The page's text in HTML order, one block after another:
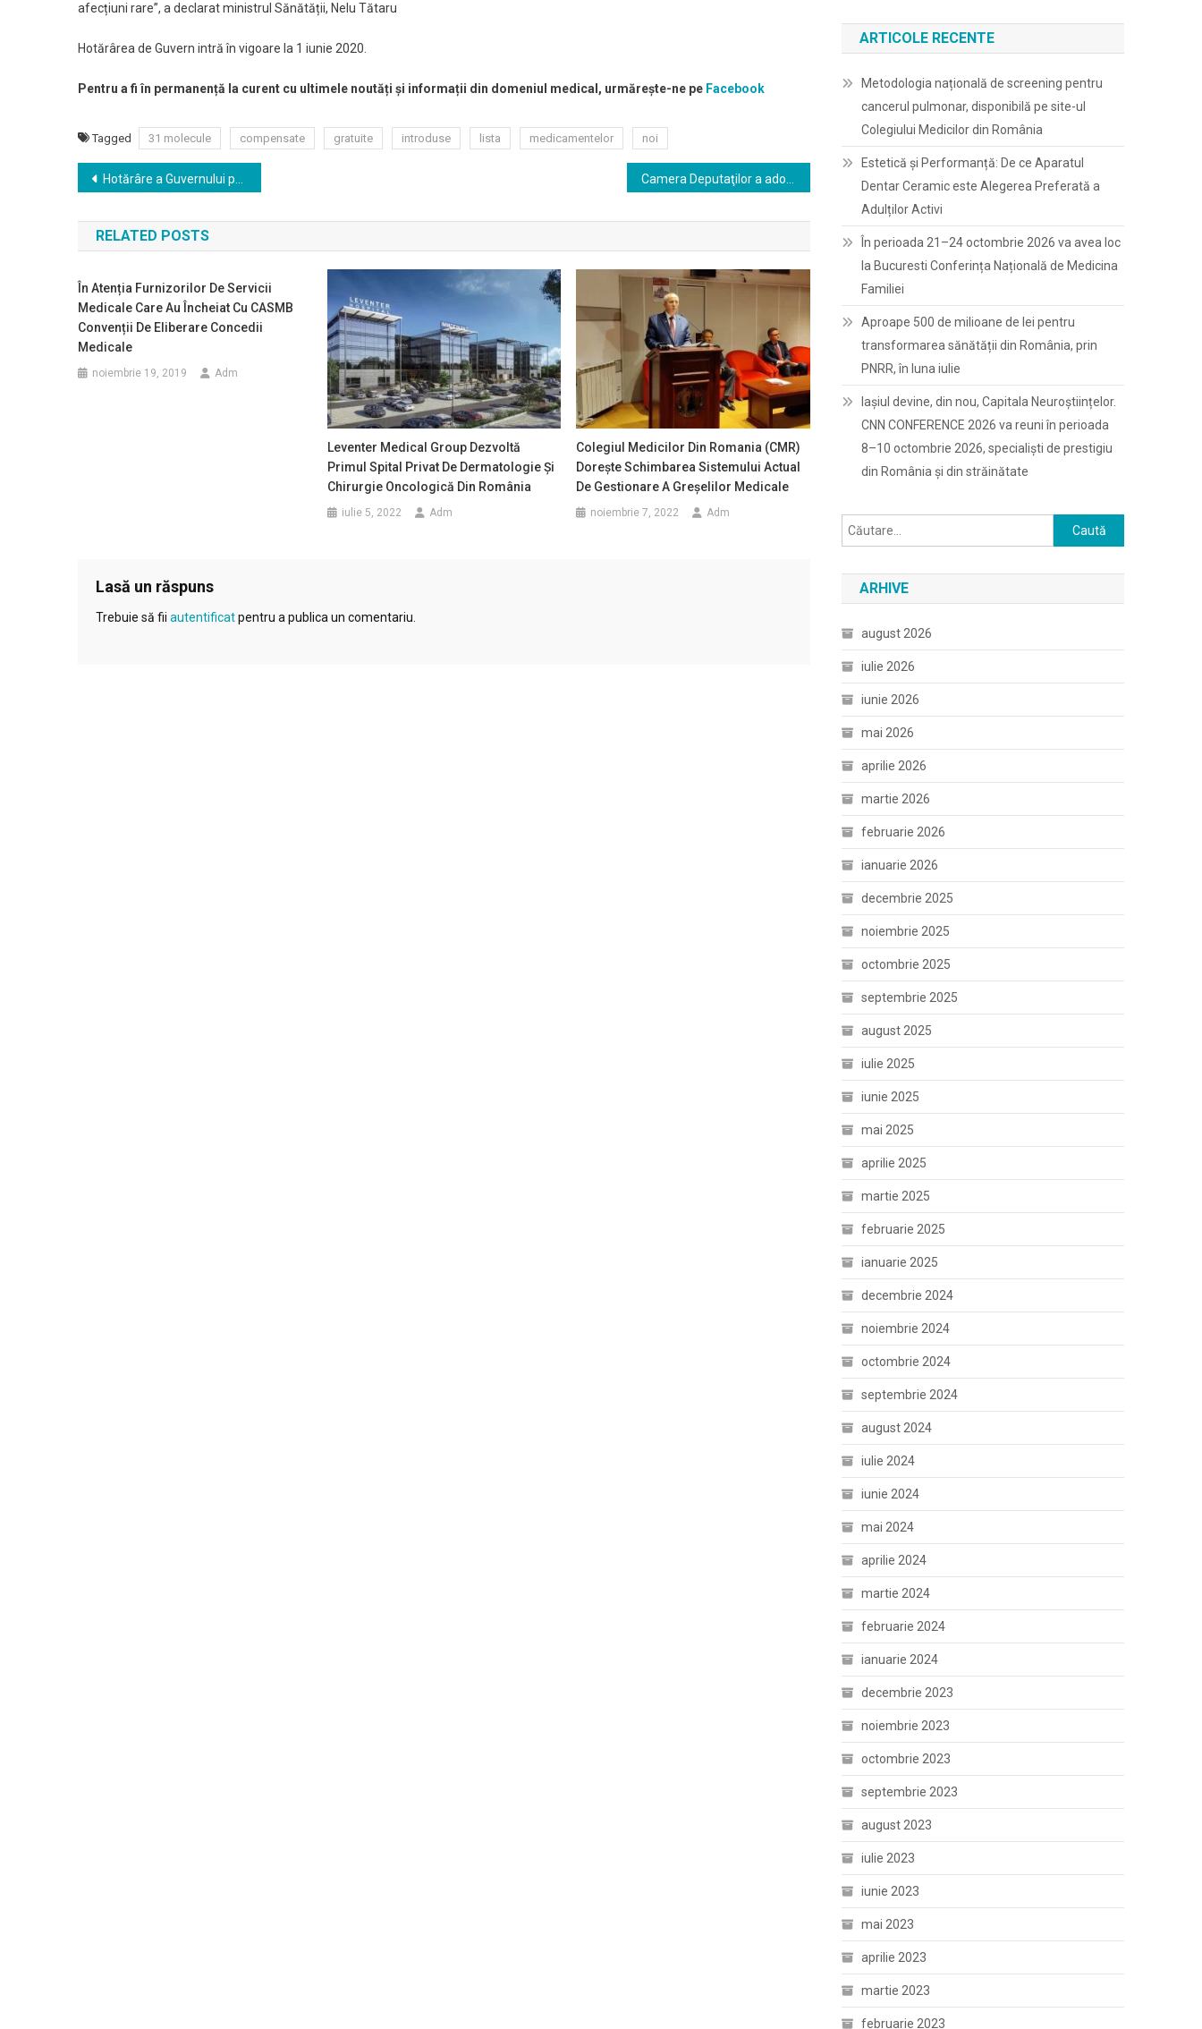
afecțiuni rare”, a declarat ministrul Sănătății, Nelu Tătaru
Hotărârea de Guvern intră în vigoare la 1 iunie 2020.
Pentru a fi în permanență la curent cu ultimele noutăți și informații din domeniul medical, urmărește-ne pe Facebook
Tagged 31 molecule compensate gratuite introduse lista medicamentelor noi
Navigare
în
articole
Hotărâre a Guvernului privind aprobarea plăţii cotizaţiilor şi taxelor pentru realizarea interconectării cu instituţii similare internaţionale în domeniul donatorilor voluntari de celule stem hematopoietice
RELATED POSTS
În Atenția Furnizorilor De Servicii
Medicale Care Au Încheiat Cu CASMB
Convenții De Eliberare Concedii
Medicale
noiembrie 19, 2019 Adm
Leventer Medical Group Dezvoltă
Primul Spital Privat De Dermatologie Și
Chirurgie Oncologică Din România
iulie 5, 2022 Adm
Colegiul Medicilor Din Romania (CMR)
Dorește Schimbarea Sistemului Actual
De Gestionare A Greșelilor Medicale
noiembrie 7, 2022 Adm
Lasă un răspuns
Trebuie să fii autentificatpentru a publica un comentariu.
ARTICOLE RECENTE
Metodologia națională de screening pentru
cancerul pulmonar, disponibilă pe site-ul
Colegiului Medicilor din România
Estetică și Performanță: De ce Aparatul
Dentar Ceramic este Alegerea Preferată a
Adulților Activi
În perioada 21–24 octombrie 2026 va avea loc
la Bucuresti Conferința Națională de Medicina
Familiei
Aproape 500 de milioane de lei pentru
transformarea sănătății din România, prin
PNRR, în luna iulie
Iașiul devine, din nou, Capitala Neuroștiințelor.
CNN CONFERENCE 2026 va reuni în perioada
8–10 octombrie 2026, specialiști de prestigiu
din România și din străinătate
Caută
după:
ARHIVE
august 2026
iulie 2026
iunie 2026
mai 2026
aprilie 2026
martie 2026
februarie 2026
ianuarie 2026
decembrie 2025
noiembrie 2025
octombrie 2025
septembrie 2025
august 2025
iulie 2025
iunie 2025
mai 2025
aprilie 2025
martie 2025
februarie 2025
ianuarie 2025
decembrie 2024
noiembrie 2024
octombrie 2024
septembrie 2024
august 2024
iulie 2024
iunie 2024
mai 2024
aprilie 2024
martie 2024
februarie 2024
ianuarie 2024
decembrie 2023
noiembrie 2023
octombrie 2023
septembrie 2023
august 2023
iulie 2023
iunie 2023
mai 2023
aprilie 2023
martie 2023
februarie 2023